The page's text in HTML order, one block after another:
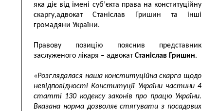
яка діє від імені суб’єкта права на конституційну
скаргу,адвокат Станіслав Гришин та інші
громадяни України.
Правову позицію пояснив представник
заслуженого лікаря – адвокатСтаніслав Гришин.
«Розглядалася наша конституційна скарга щодо
невідповідності Конституції України частини 4
статті 130 кодексу законів про працю України.
Вказана норма дозволяє стягувати з посадових